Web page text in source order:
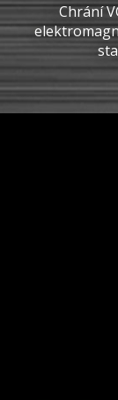
Chrání